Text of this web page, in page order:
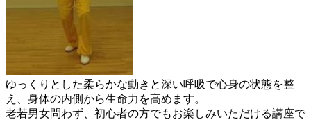
ゆっくりとした柔らかな動きと深い呼吸で心身の状態を整
え、身体の内側から生命力を高めます。
老若男女問わず、初心者の方でもお楽しみいただける講座で